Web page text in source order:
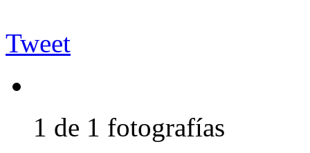
Tweet
1 de 1 fotografías